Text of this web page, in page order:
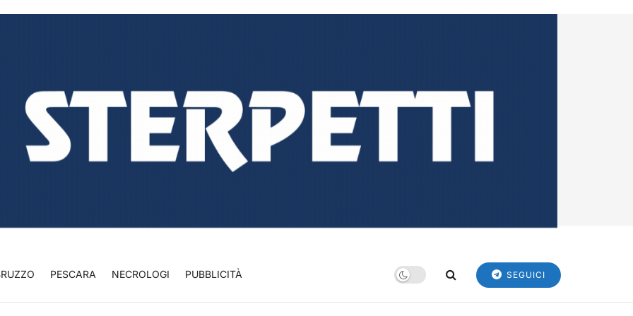
PESCARA NECROLOGI PUBBLICITÀ SEGUICI